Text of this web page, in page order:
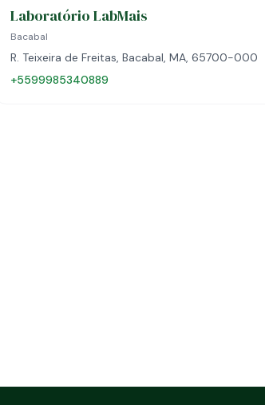
Laboratório LabMais
Bacabal
R. Teixeira de Freitas, Bacabal, MA, 65700-000
+5599985340889